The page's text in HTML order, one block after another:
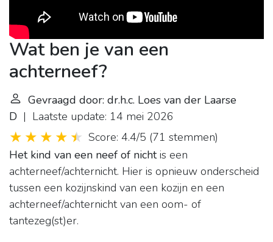
Wat ben je van een
achterneef?
Gevraagd door: dr.h.c. Loes van der Laarse
D | Laatste update: 14 mei 2026
Score: 4.4/5 (71 stemmen)
Het kind van een neef of nichtis een
achterneef/achternicht. Hier is opnieuw onderscheid
tussen een kozijnskind van een kozijn en een
achterneef/achternicht van een oom- of
tantezeg(st)er.